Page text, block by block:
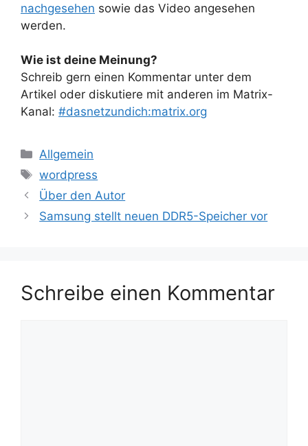
nachgesehen sowie das Video angesehen
werden.
Wie ist deine Meinung?
Schreib gern einen Kommentar unter dem
Artikel oder diskutiere mit anderen im Matrix-
Kanal: #dasnetzundich:matrix.org
Kategorien
Allgemein
Schlagwörter
wordpress
Über den Autor
Samsung stellt neuen DDR5-Speicher vor
Schreibe einen Kommentar